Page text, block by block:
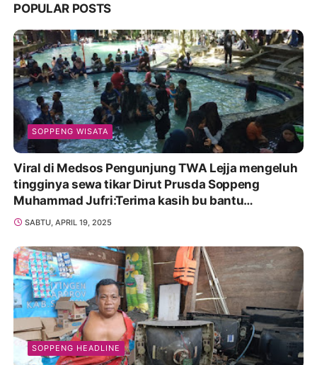
POPULAR POSTS
SOPPENG WISATA
Viral di Medsos Pengunjung TWA Lejja mengeluh
tingginya sewa tikar Dirut Prusda Soppeng
Muhammad Jufri:Terima kasih bu bantu
Promosikan
SABTU, APRIL 19, 2025
SOPPENG HEADLINE